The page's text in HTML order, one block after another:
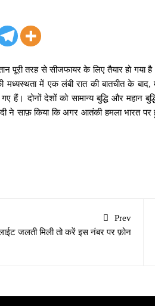
पूरी तरह से सीजफायर के लिए तैयार हो गया
मध्यस्थता में एक लंबी रात की बातचीत के
गए हैं। दोनों देशों को सामान्य बुद्धि और
ने साफ़ किया कि अगर आतंकी हमला भारत
Prev
जलती मिली तो करें इस नंबर पर फ़ोन